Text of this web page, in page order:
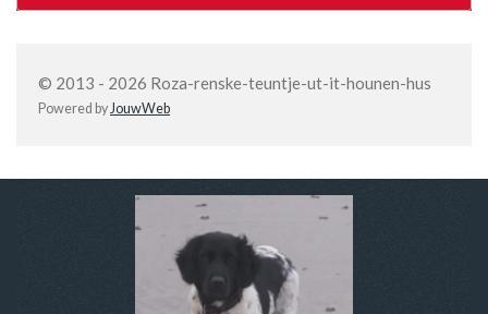
© 2013 - 2026 Roza-renske-teuntje-ut-it-hounen-hus
Powered byJouwWeb